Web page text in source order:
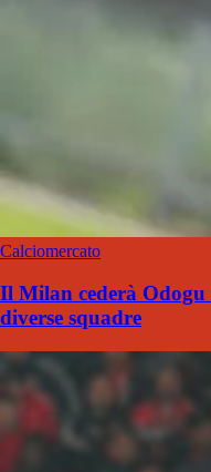
Calciomercato
Il Milan cederà
diverse squadre